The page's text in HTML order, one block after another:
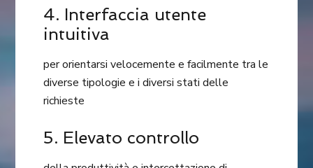
4. Interfaccia utente
intuitiva
per orientarsi velocemente e facilmente tra le
diverse tipologie e i diversi stati delle
richieste
5. Elevato controllo